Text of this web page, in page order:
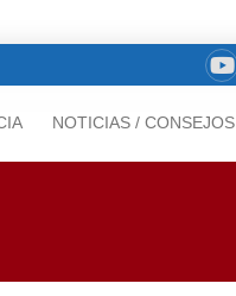
NOTICIAS / CONSEJOS